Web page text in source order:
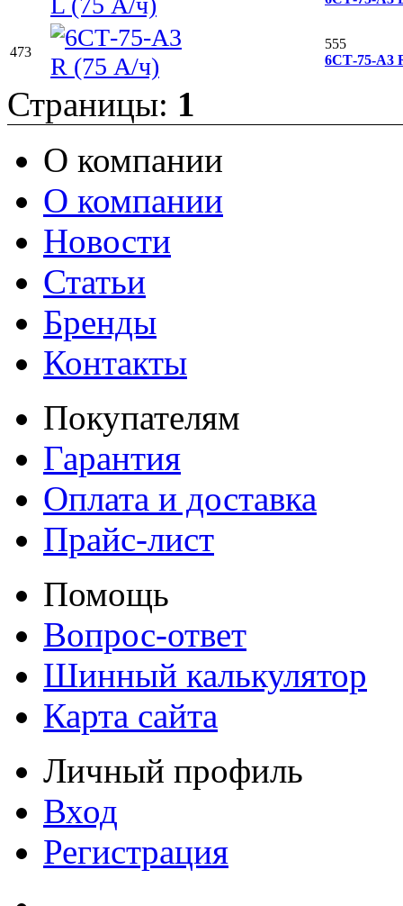
473
555
6СТ-75-А3
Страницы: 1
О компании
О компании
Новости
Статьи
Бренды
Контакты
Покупателям
Гарантия
Оплата и доставка
Прайс-лист
Помощь
Вопрос-ответ
Шинный калькулятор
Карта сайта
Личный профиль
Вход
Регистрация